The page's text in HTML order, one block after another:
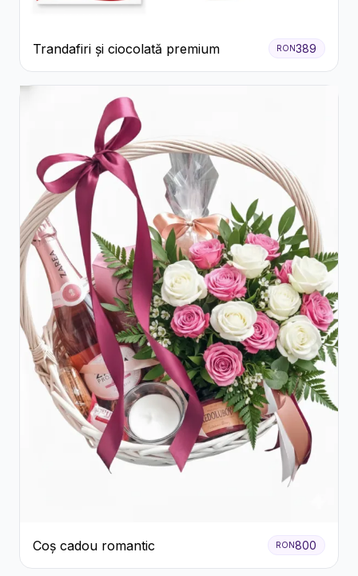
Trandafiri și ciocolată premium RON389
Coș cadou romantic RON800